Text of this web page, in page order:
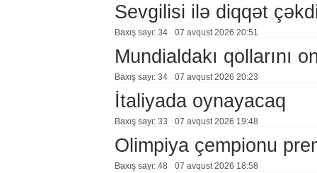
Sevgilisi ilə diqqət
Baxış sayı: 34 07 avqust 2026 20:51
Mundialdakı qollarını
Baxış sayı: 34 07 avqust 2026 20:23
İtaliyada oynayacaq
Baxış sayı: 33 07 avqust 2026 19:48
Olimpiya çempionu
Baxış sayı: 48 07 avqust 2026 18:58